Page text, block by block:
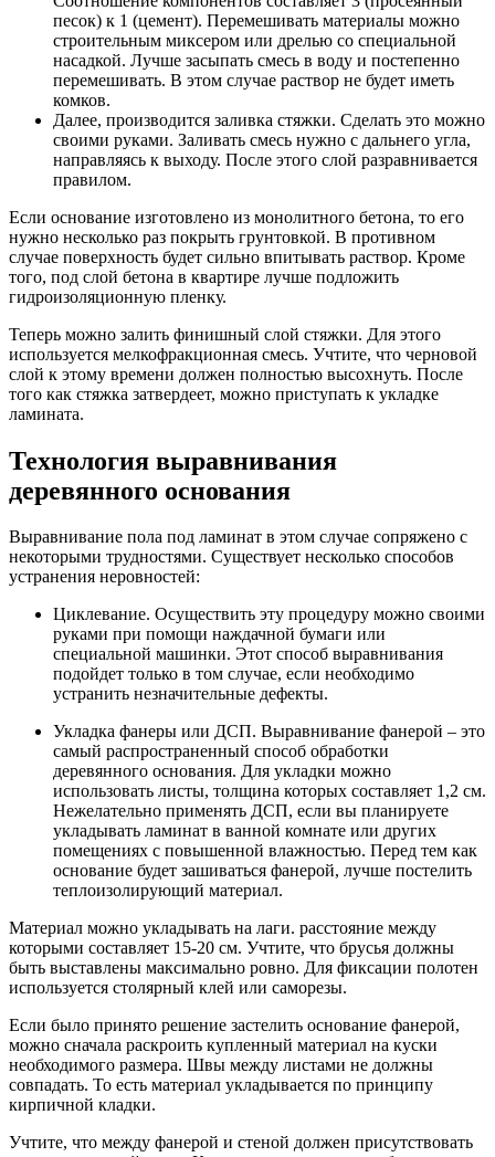
песок) к 1 (цемент). Перемешивать материалы можно
строительным миксером или дрелью со специальной
насадкой. Лучше засыпать смесь в воду и постепенно
перемешивать. В этом случае раствор не будет иметь
комков.
Далее, производится заливка стяжки. Сделать это можно
своими руками. Заливать смесь нужно с дальнего угла,
направляясь к выходу. После этого слой разравнивается
правилом.
Если основание изготовлено из монолитного бетона, то его
нужно несколько раз покрыть грунтовкой. В противном
случае поверхность будет сильно впитывать раствор. Кроме
того, под слой бетона в квартире лучше подложить
гидроизоляционную пленку.
Теперь можно залить финишный слой стяжки. Для этого
используется мелкофракционная смесь. Учтите, что черновой
слой к этому времени должен полностью высохнуть. После
того как стяжка затвердеет, можно приступать к укладке
ламината.
Технология выравнивания
деревянного основания
Выравнивание пола под ламинат в этом случае сопряжено с
некоторыми трудностями. Существует несколько способов
устранения неровностей:
Циклевание. Осуществить эту процедуру можно своими
руками при помощи наждачной бумаги или
специальной машинки. Этот способ выравнивания
подойдет только в том случае, если необходимо
устранить незначительные дефекты.
Укладка фанеры или ДСП. Выравнивание фанерой – это
самый распространенный способ обработки
деревянного основания. Для укладки можно
использовать листы, толщина которых составляет 1,2 см.
Нежелательно применять ДСП, если вы планируете
укладывать ламинат в ванной комнате или других
помещениях с повышенной влажностью. Перед тем как
основание будет зашиваться фанерой, лучше постелить
теплоизолирующий материал.
Материал можно укладывать на лаги. расстояние между
которыми составляет 15-20 см. Учтите, что брусья должны
быть выставлены максимально ровно. Для фиксации полотен
используется столярный клей или саморезы.
Если было принято решение застелить основание фанерой,
можно сначала раскроить купленный материал на куски
необходимого размера. Швы между листами не должны
совпадать. То есть материал укладывается по принципу
кирпичной кладки.
Учтите, что между фанерой и стеной должен присутствовать